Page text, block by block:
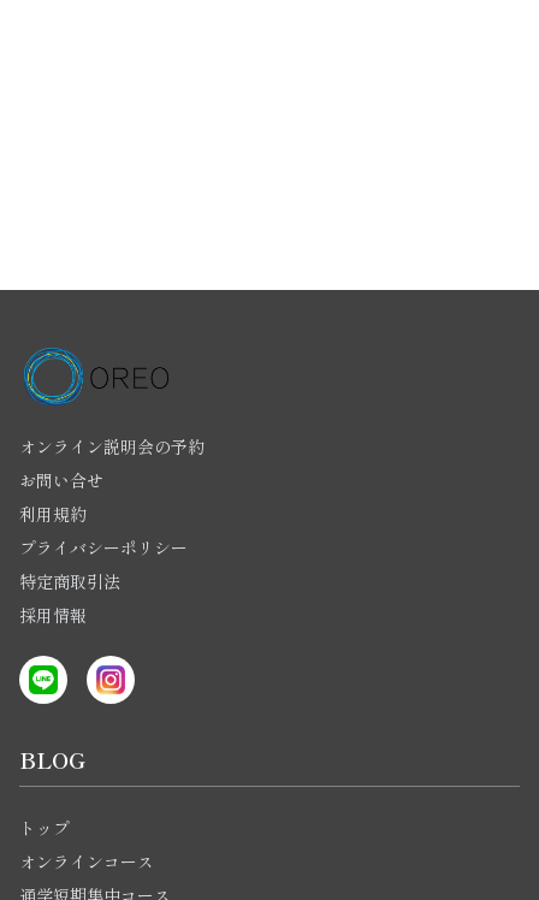
オンライン説明会の予約
お問い合せ
利用規約
プライバシーポリシー
特定商取引法
採用情報
BLOG
トップ
オンラインコース